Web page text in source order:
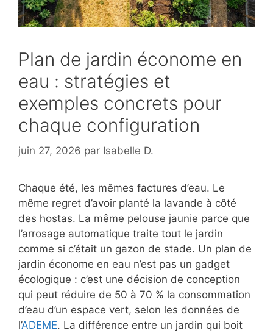
Plan de jardin économe en
eau : stratégies et
exemples concrets pour
chaque configuration
juin 27, 2026 par Isabelle D.
Chaque été, les mêmes factures d’eau. Le
même regret d’avoir planté la lavande à côté
des hostas. La même pelouse jaunie parce que
l’arrosage automatique traite tout le jardin
comme si c’était un gazon de stade. Un plan de
jardin économe en eau n’est pas un gadget
écologique : c’est une décision de conception
qui peut réduire de 50 à 70 % la consommation
d’eau d’un espace vert, selon les données de
l’ADEME. La différence entre un jardin qui boit